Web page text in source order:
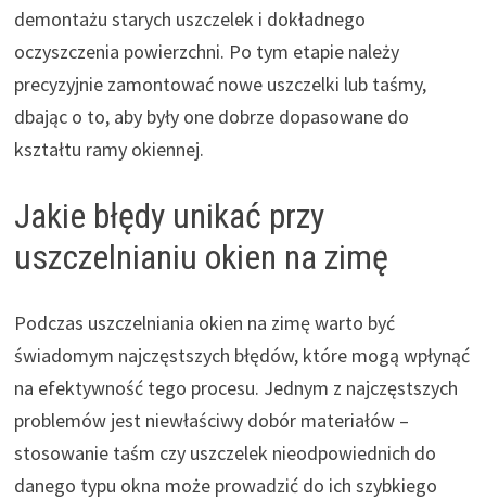
demontażu starych uszczelek i dokładnego
oczyszczenia powierzchni. Po tym etapie należy
precyzyjnie zamontować nowe uszczelki lub taśmy,
dbając o to, aby były one dobrze dopasowane do
kształtu ramy okiennej.
Jakie błędy unikać przy
uszczelnianiu okien na zimę
Podczas uszczelniania okien na zimę warto być
świadomym najczęstszych błędów, które mogą wpłynąć
na efektywność tego procesu. Jednym z najczęstszych
problemów jest niewłaściwy dobór materiałów –
stosowanie taśm czy uszczelek nieodpowiednich do
danego typu okna może prowadzić do ich szybkiego